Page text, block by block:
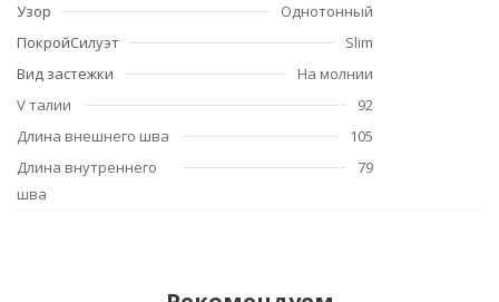
Узор
Однотонный
ПокройСилуэт
Slim
Вид застежки
На молнии
V талии
92
Длина внешнего шва
105
Длина внутреннего
шва
79